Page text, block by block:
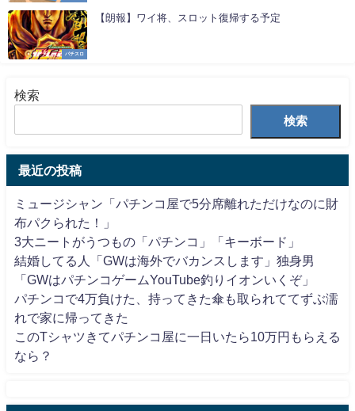
パチスロ
【朗報】ワイ将、スロット復帰する予定
検索
検索
最近の投稿
ミュージシャン「パチンコ屋で5分席離れただけなのに財
布パクられた！」
3大ニートがうつもの「パチンコ」「キーボード」
結婚してる人「GWは海外でバカンスします」独身男
「GWはパチンコゲームYouTube釣りイオンいくぞ」
パチンコで4万負けた、持ってきた傘も取られててずぶ濡
れで家に帰ってきた
このTシャツきてパチンコ屋に一日いたら10万円もらえる
なら？